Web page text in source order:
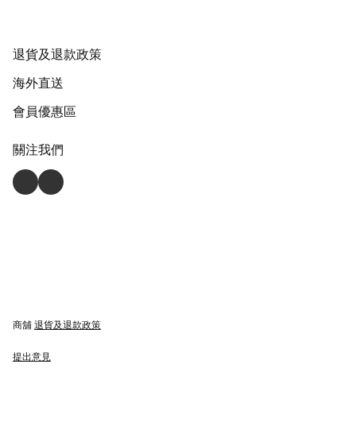
退貨及退款政策
海外直送
會員優惠區
關注我們
商舖 退貨及退款政策
提出意見